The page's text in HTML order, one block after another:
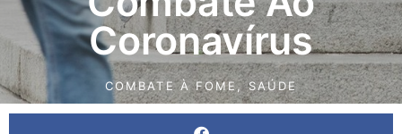
Coronavírus
COMBATE À FOME,SAÚDE